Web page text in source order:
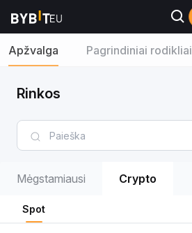
Apžvalga Pagrindiniai rodikliai
Rinkos
Mėgstamiausi Crypto
Spot